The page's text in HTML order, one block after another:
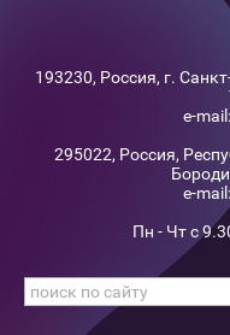
193230, Россия, г.
e-
295022, Россия,
e-
Пн - Чт с